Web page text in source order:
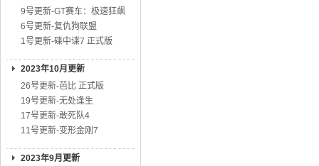
9号更新-GT赛车：极速狂飙
6号更新-复仇狗联盟
1号更新-碟中谍7 正式版
2023年10月更新
26号更新-芭比 正式版
19号更新-无处逢生
17号更新-敢死队4
11号更新-变形金刚7
2023年9月更新